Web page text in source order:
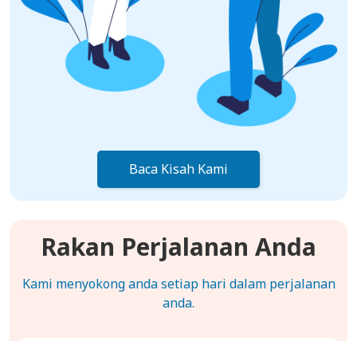
Baca Kisah Kami
Rakan Perjalanan Anda
Kami menyokong anda setiap hari dalam perjalanan
anda.